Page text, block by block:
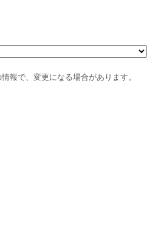
報で、変更になる場合があります。